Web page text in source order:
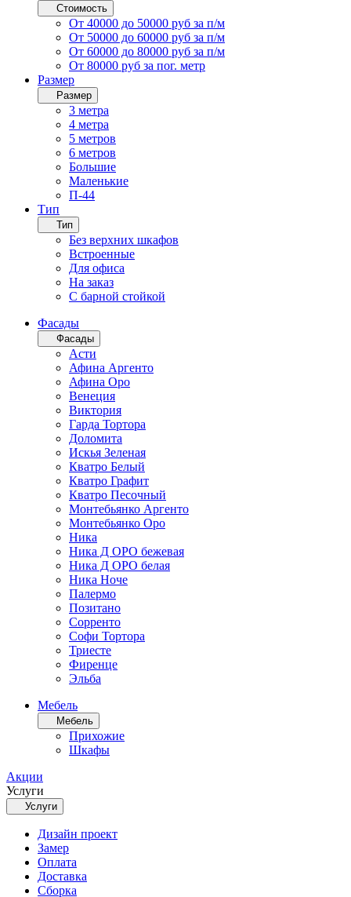
Стоимость
От 40000 до 50000 руб за п/м
От 50000 до 60000 руб за п/м
От 60000 до 80000 руб за п/м
От 80000 руб за пог. метр
Размер
Размер
3 метра
4 метра
5 метров
6 метров
Большие
Маленькие
П-44
Тип
Тип
Без верхних шкафов
Встроенные
Для офиса
На заказ
С барной стойкой
Фасады
Фасады
Асти
Афина Аргенто
Афина Оро
Венеция
Виктория
Гарда Тортора
Доломита
Искья Зеленая
Кватро Белый
Кватро Графит
Кватро Песочный
Монтебьянко Аргенто
Монтебьянко Оро
Ника
Ника Д ОРО бежевая
Ника Д ОРО белая
Ника Ноче
Палермо
Позитано
Сорренто
Софи Тортора
Триесте
Фиренце
Эльба
Мебель
Мебель
Прихожие
Шкафы
Акции
Услуги
Услуги
Дизайн проект
Замер
Оплата
Доставка
Сборка